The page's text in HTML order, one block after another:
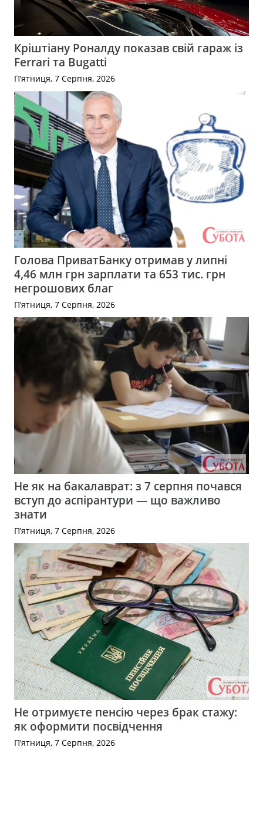
Кріштіану Роналду показав свій гараж із
Ferrari та Bugatti
П’ятниця, 7 Серпня, 2026
Голова ПриватБанку отримав у липні
4,46 млн грн зарплати та 653 тис. грн
негрошових благ
П’ятниця, 7 Серпня, 2026
Не як на бакалаврат: з 7 серпня почався
вступ до аспірантури — що важливо
знати
П’ятниця, 7 Серпня, 2026
Не отримуєте пенсію через брак стажу:
як оформити посвідчення
П’ятниця, 7 Серпня, 2026